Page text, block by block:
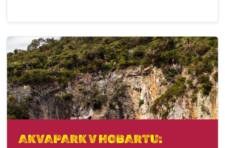
AKVAPARK V HOBARTU: